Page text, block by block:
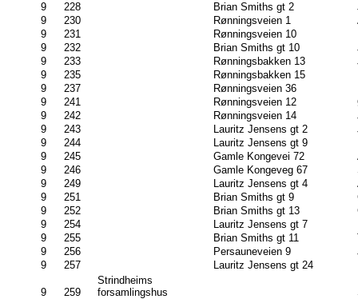
9
228 Brian Smiths gt 2
9
230 Rønningsveien 1
9
231 Rønningsveien 10
9
232 Brian Smiths gt 10
9
233 Rønningsbakken 13
9
235 Rønningsbakken 15
9
237 Rønningsveien 36
9
241 Rønningsveien 12
9
242 Rønningsveien 14
9
243 Lauritz Jensens gt 2
9
244 Lauritz Jensens gt 9
9
245 Gamle Kongevei 72
9
246 Gamle Kongeveg 67
9
249 Lauritz Jensens gt 4
9
251 Brian Smiths gt 9
9
252 Brian Smiths gt 13
9
254 Lauritz Jensens gt 7
9
255 Brian Smiths gt 11
9
256 Persauneveien 9
9
257 Lauritz Jensens gt 24
9 259
Strindheims
forsamlingshus